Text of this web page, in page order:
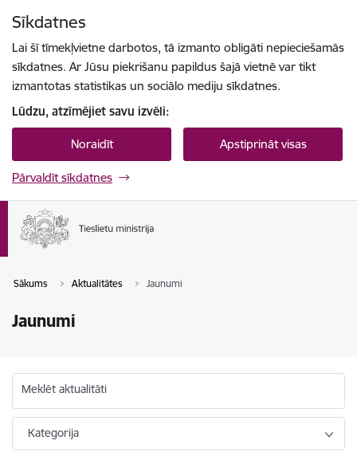
Sīkdatnes
Lai šī tīmekļvietne darbotos, tā izmanto obligāti nepieciešamās
sīkdatnes. Ar Jūsu piekrišanu papildus šajā vietnē var tikt
izmantotas statistikas un sociālo mediju sīkdatnes.
Lūdzu, atzīmējiet savu izvēli:
Noraidīt Apstiprināt visas
Pārvaldīt sīkdatnes
Sākums Aktualitātes Jaunumi
Jaunumi
Meklēt aktualitāti
Kategorija